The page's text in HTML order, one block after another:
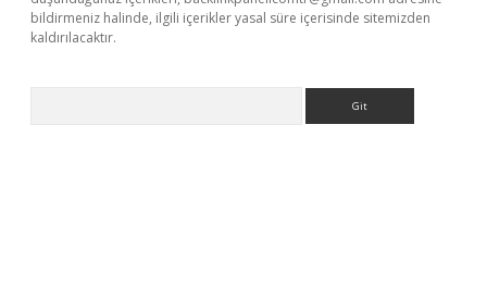
bildirmeniz halinde, ilgili içerikler yasal süre içerisinde sitemizden
kaldırılacaktır.